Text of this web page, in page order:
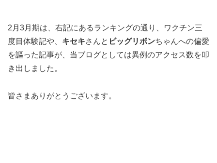
2月3月期は、右記にあるランキングの通り、ワクチン三
度目体験記や、 キセキさんと ビッグリボンちゃんへの偏愛
を謳った記事が、当ブログとしては異例のアクセス数を叩
き出しました。
皆さまありがとうございます。